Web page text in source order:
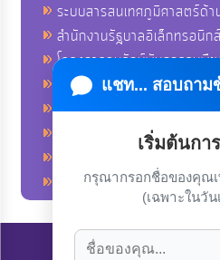
ระบบสารสนเทศภูมิศาสตร์ด้า
สำนักงานรัฐบาลอิเล็กทรอนิ
โครงการอนุรักษ์พันธุกรรมพื
คลังข่าวมหาไทย
คู่มือตาม พ.ร.บ.อำนวยควา
ฐานข้อมูลหน่วยงานภาครัฐ
ศูนย์อำนวยการบริหารจังห
ลิขสิทธิ์ © 2022-2023 องค์การ
แชท... สอบถาม
เริ่มต้นกา
กรุณากรอกชื่อของคุณ
(เฉพาะในวั